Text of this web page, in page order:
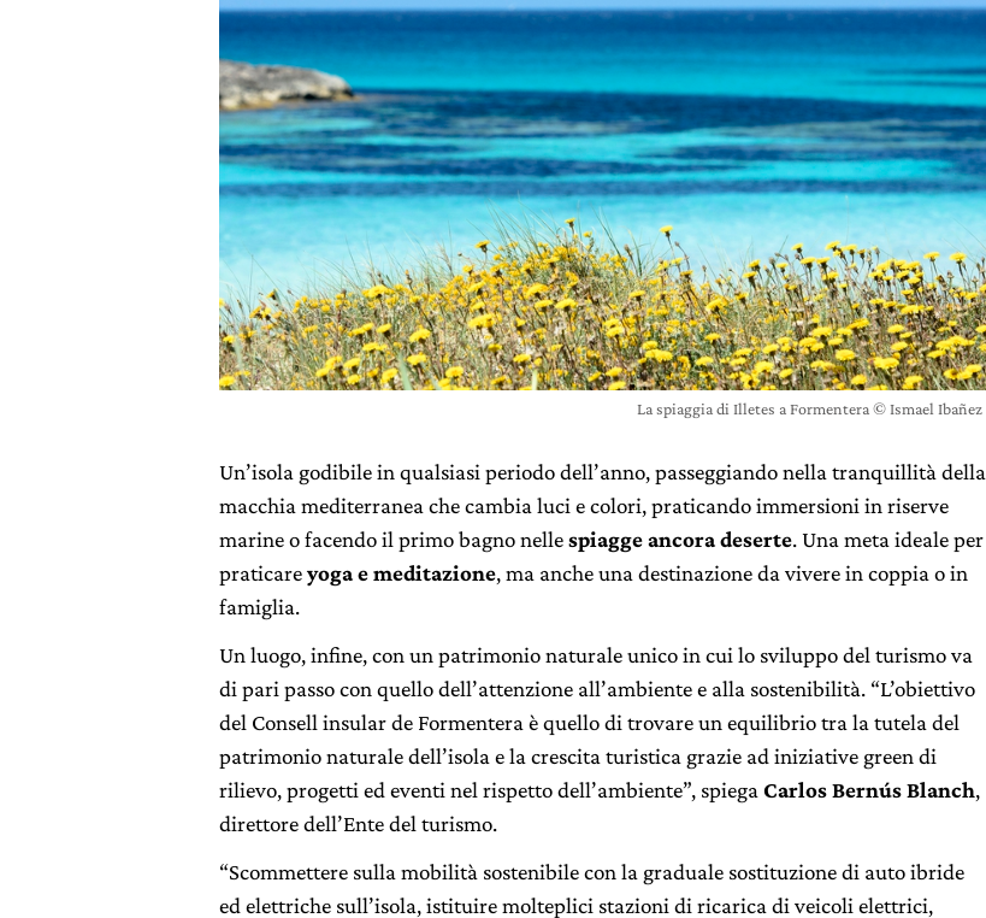
La spiaggia di Illetes a Formentera © Ismael Ibañez
Un’isola godibile in qualsiasi periodo dell’anno, passeggiando nella tranquillità della
macchia mediterranea che cambia luci e colori, praticando immersioni in riserve
marine o facendo il primo bagno nellespiagge ancora deserte. Una meta ideale per
praticareyoga e meditazione, ma anche una destinazione da vivere in coppia o in
famiglia.
Un luogo, infine, con un patrimonio naturale unico in cui lo sviluppo del turismo va
di pari passo con quello dell’attenzione all’ambiente e alla sostenibilità. “L’obiettivo
del Consell insular de Formentera è quello di trovare un equilibrio tra la tutela del
patrimonio naturale dell’isola e la crescita turistica grazie ad iniziative green di
rilievo, progetti ed eventi nel rispetto dell’ambiente”, spiega Carlos Bernús Blanch,
direttore dell’Ente del turismo.
“Scommettere sulla mobilità sostenibile con la graduale sostituzione di auto ibride
ed elettriche sull’isola, istituire molteplici stazioni di ricarica di veicoli elettrici,